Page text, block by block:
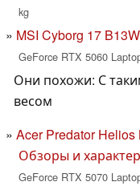
kg
MSI Cyborg 17
GeForce RTX 5060
Они похожи: С
весом
Acer Predator
Обзоры и
GeForce RTX 5070